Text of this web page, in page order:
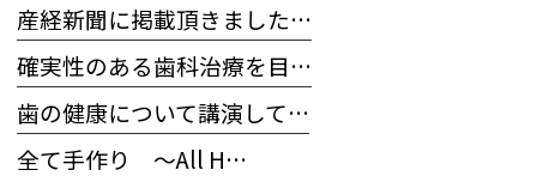
産経新聞に掲載頂きました…
確実性のある歯科治療を目…
歯の健康について講演して…
全て手作り 〜All H…